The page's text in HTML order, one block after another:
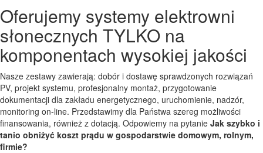
Oferujemy systemy elektrowni
słonecznych TYLKO na
komponentach wysokiej jakości
Nasze zestawy zawierają: dobór i dostawę sprawdzonych rozwiązań
PV, projekt systemu, profesjonalny montaż, przygotowanie
dokumentacji dla zakładu energetycznego, uruchomienie, nadzór,
monitoring on-line. Przedstawimy dla Państwa szereg możliwości
finansowania, również z dotacją. Odpowiemy na pytanie Jak szybko i
tanio obniżyć koszt prądu w gospodarstwie domowym, rolnym,
firmie?